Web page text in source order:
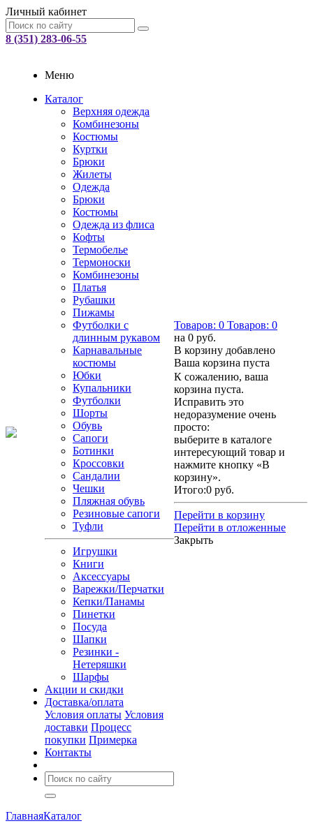
Личный кабинет
8 (351) 283-06-55
Меню
Каталог
Верхняя одежда
Комбинезоны
Костюмы
Куртки
Брюки
Жилеты
Одежда
Брюки
Костюмы
Одежда из флиса
Кофты
Термобелье
Термоноски
Комбинезоны
Платья
Рубашки
Пижамы
Футболки с
длинным рукавом
Карнавальные
костюмы
Юбки
Купальники
Футболки
Шорты
Обувь
Сапоги
Ботинки
Кроссовки
Сандалии
Чешки
Пляжная обувь
Резиновые сапоги
Туфли
Игрушки
Книги
Аксессуары
Варежки/Перчатки
Кепки/Панамы
Пинетки
Посуда
Шапки
Резинки -
Нетеряшки
Шарфы
Акции и скидки
Доставка/оплата
Условия оплаты Условия
доставки Процесс
покупки Примерка
Контакты
Товаров: 0 Товаров: 0
на 0 руб.
В корзину добавлено
Ваша корзина пуста
К сожалению, ваша
корзина пуста.
Исправить это
недоразумение очень
просто:
выберите в каталоге
интересующий товар и
нажмите кнопку «В
корзину».
Итого:0 руб.
Перейти в корзину
Перейти в отложенные
Закрыть
ГлавнаяКаталог